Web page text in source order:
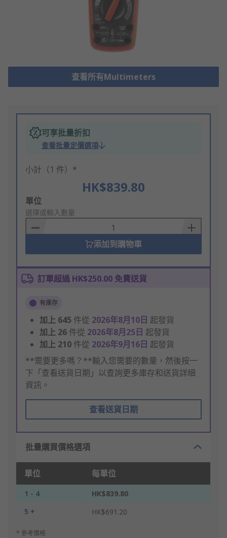
查看所有Multimeters
可享批量折扣
查看批量定價選項
小計（1 件）*
HK$839.80
Add
to
Basket
單位
選擇或輸入數量
添加到購物車
訂單超過 HK$250.00 免費送貨
有庫存
加上 645 件從 2026年8月10日 起發貨
加上 26 件從 2026年8月25日 起發貨
加上 210 件從 2026年9月16日 起發貨
**需要更多嗎？**輸入您需要的數量，然後按一
下「查看送貨日期」以查詢更多庫存和送貨詳細
資訊。
查看送貨日期
批量購買價格選項
單位 每單位
1 - 4
HK$839.80
5 +
HK$691.20
* 參考價格